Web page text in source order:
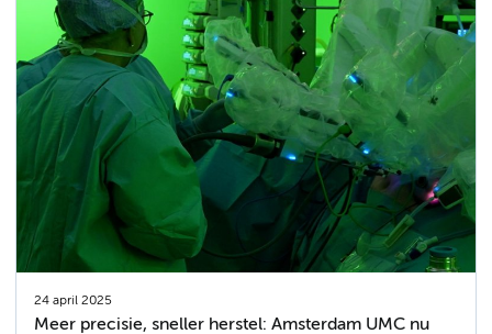
24 april 2025
Meer precisie, sneller herstel: Amsterdam UMC nu